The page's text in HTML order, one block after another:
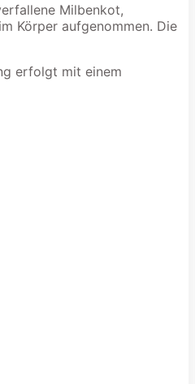
Milbenkot,
Körper aufgenommen. Die
erfolgt mit einem